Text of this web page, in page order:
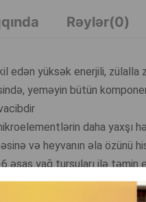
Rəylər(0)
edən yüksək enerjili, zülalla
yeməyin bütün
daha yaxşı
və heyvanın əla özünü
əsas yağ turşuları ilə
həmçinin dəri və tüy